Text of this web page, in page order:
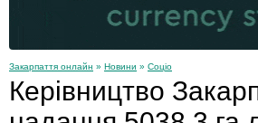
Закарпаття онлайн » Новини » Соціо
Керівництво